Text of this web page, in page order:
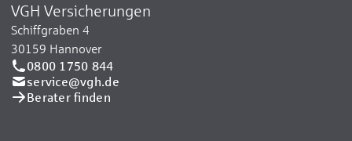
VGH Versicherungen
Schiffgraben 4
30159 Hannover
0800 1750 844
service@vgh.de
Berater finden